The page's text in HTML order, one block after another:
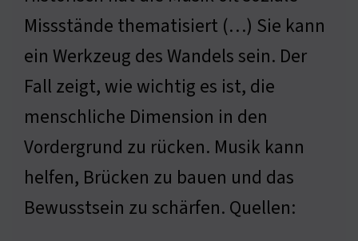
Missstände thematisiert (…) Sie kann
ein Werkzeug des Wandels sein. Der
Fall zeigt, wie wichtig es ist, die
menschliche Dimension in den
Vordergrund zu rücken. Musik kann
helfen, Brücken zu bauen und das
Bewusstsein zu schärfen. Quellen: